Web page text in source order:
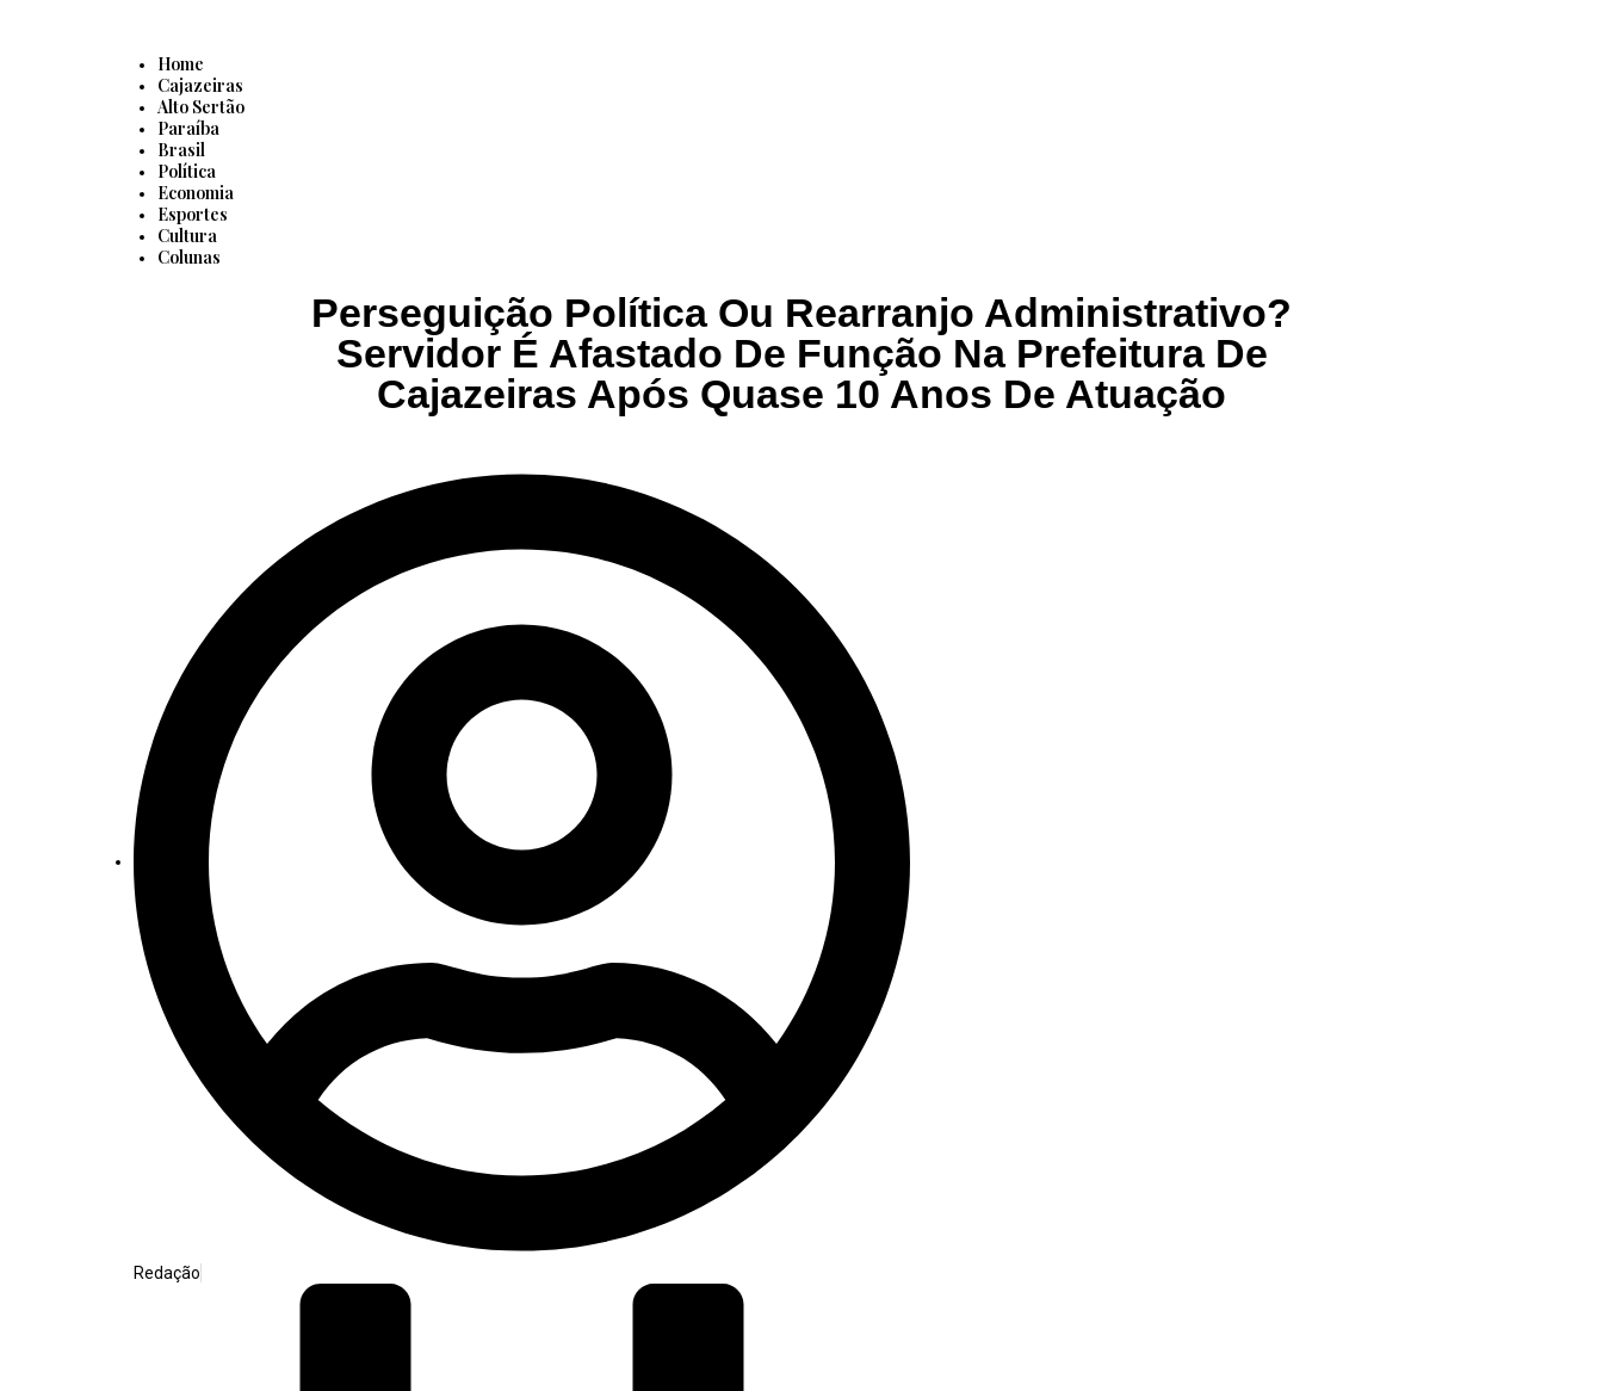
Home
Cajazeiras
Alto Sertão
Paraíba
Brasil
Política
Economia
Esportes
Cultura
Colunas
Perseguição Política Ou Rearranjo Administrativo?
Servidor É Afastado De Função Na Prefeitura De
Cajazeiras Após Quase 10 Anos De Atuação
Redação